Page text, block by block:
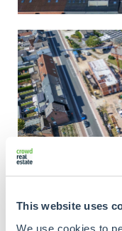
This website uses
We use cookies to